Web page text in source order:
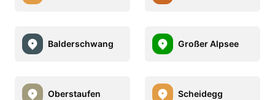
Balderschwang Großer Alpsee
Oberstaufen Scheidegg